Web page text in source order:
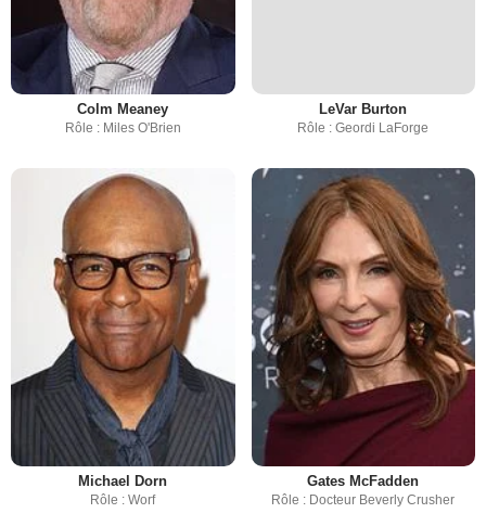
Colm Meaney
Rôle : Miles O'Brien
LeVar Burton
Rôle : Geordi LaForge
Michael Dorn
Rôle : Worf
Gates McFadden
Rôle : Docteur Beverly Crusher